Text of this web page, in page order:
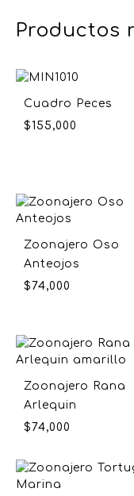
Productos
Cuadro Peces
$155,000
Zoonajero Oso
Anteojos
$ 74,000
Zoonajero Rana
Arlequin
$ 74,000